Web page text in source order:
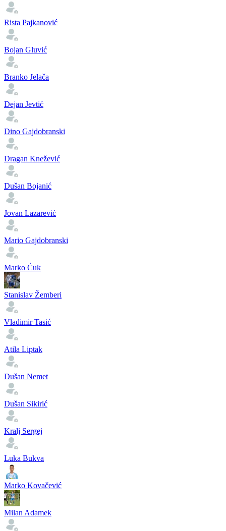
Rista Pajkanović
Bojan Gluvić
Branko Jelača
Dejan Jevtić
Dino Gajdobranski
Dragan Knežević
Dušan Bojanić
Jovan Lazarević
Mario Gajdobranski
Marko Ćuk
Stanislav Žemberi
Vladimir Tasić
Atila Liptak
Dušan Nemet
Dušan Sikirić
Kralj Sergej
Luka Bukva
Marko Kovačević
Milan Adamek